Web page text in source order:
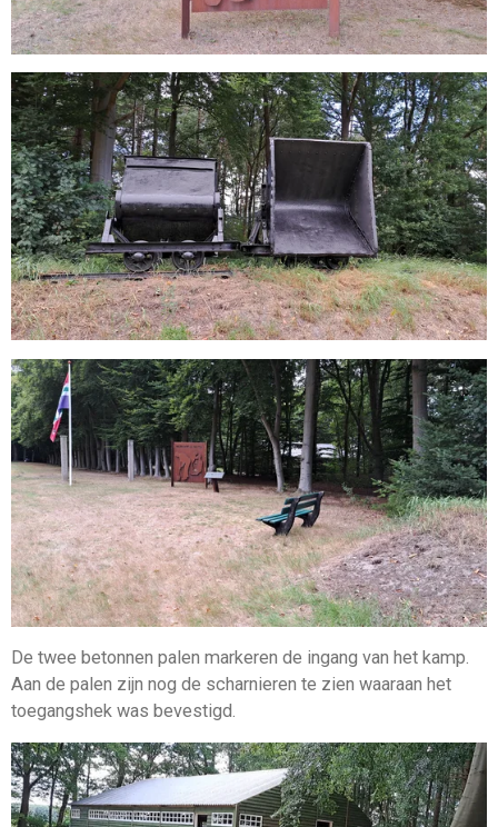
De twee betonnen palen markeren de ingang van het kamp.
Aan de palen zijn nog de scharnieren te zien waaraan het
toegangshek was bevestigd.